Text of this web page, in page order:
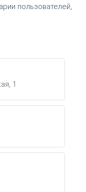
пользователей,
1